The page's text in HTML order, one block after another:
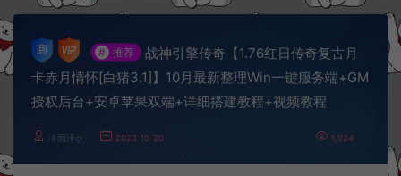
# 推荐
战神引擎传奇【1.76红日传奇复古月
卡赤月情怀[白猪3.1]】10月最新整理Win一键服务端+GM
授权后台+安卓苹果双端+详细搭建教程+视频教程
冷雨泽ღ 2023-10-20 1,924